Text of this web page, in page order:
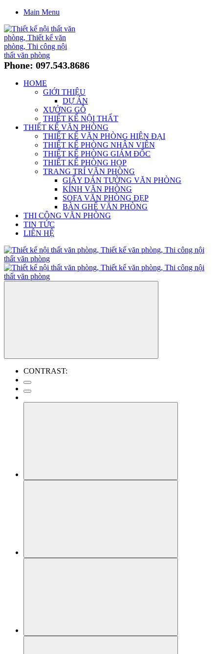
Main Menu
Phone: 097.543.8686
HOME
GIỚI THIỆU
DỰ ÁN
XƯỞNG GỖ
THIẾT KẾ NỘI THẤT
THIẾT KẾ VĂN PHÒNG
THIẾT KẾ VĂN PHÒNG HIỆN ĐẠI
THIẾT KẾ PHÒNG NHÂN VIÊN
THIẾT KẾ PHÒNG GIÁM ĐỐC
THIẾT KẾ PHÒNG HỌP
TRANG TRÍ VĂN PHÒNG
GIẤY DÁN TƯỜNG VĂN PHÒNG
KÍNH VĂN PHÒNG
SOFA VĂN PHÒNG ĐẸP
BÀN GHẾ VĂN PHÒNG
THI CÔNG VĂN PHÒNG
TIN TỨC
LIÊN HỆ
CONTRAST: